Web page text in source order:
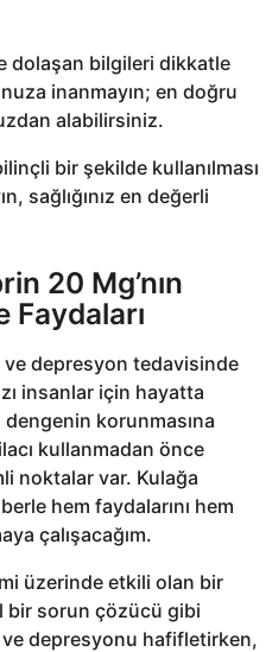
dolaşan bilgileri dikkatle
inanmayın; en doğru
alabilirsiniz.
bir şekilde kullanılması
sağlığınız en değerli
20 Mg’nın
Faydaları
depresyon tedavisinde
insanlar için hayatta
korunmasına
kullanmadan önce
noktalar var. Kulağa
hem faydalarını hem
çalışacağım.
üzerinde etkili olan bir
bir sorun çözücü gibi
depresyonu hafifletirken,